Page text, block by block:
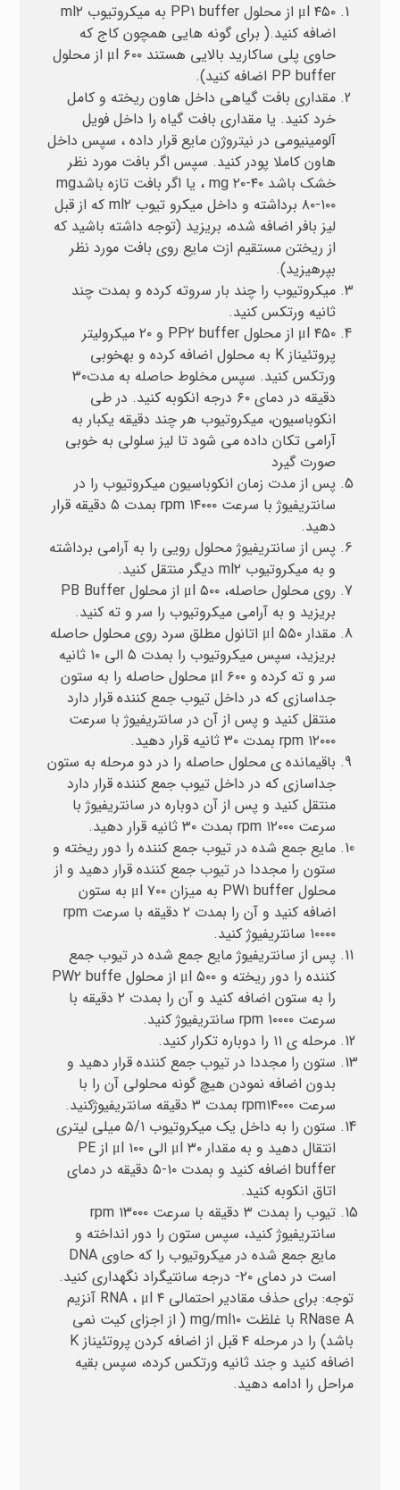
μl ۴۵۰ از محلول PP۱ buffer به میکروتیوب ml۲
اضافه کنید.( برای گونه هایی همچون کاج که
حاوی پلی ساکارید بالایی هستند μl ۶۰۰ از محلول
PP buffer اضافه کنید).
مقداری بافت گیاهی داخل هاون ریخته و کامل
خرد کنید. یا مقداری بافت گیاه را داخل فویل
آلومینیومی در نیتروژن مایع قرار داده ، سپس داخل
هاون کاملا پودر کنید. سپس اگر بافت مورد نظر
خشک باشد mg ۲۰-۴۰ ، یا اگر بافت تازه باشدmg
۸۰-۱۰۰ برداشته و داخل میکرو تیوب ml۲ که از قبل
لیز بافر اضافه شده، بریزید (توجه داشته باشید که
از ریختن مستقیم ازت مایع روی بافت مورد نظر
بپرهیزید).
میکروتیوب را چند بار سروته کرده و بمدت چند
ثانیه ورتکس کنید.
μl ۴۵۰ از محلول PP۲ buffer و ۲۰ میکرولیتر
پروتئیناز K به محلول اضافه کرده و به­خوبی
ورتكس‌ کنید. سپس مخلوط حاصله به مدت۳۰
دقیقه در دمای ۶۰ درجه انکوبه کنید. در طی
انکوباسیون، میکروتیوب هر چند دقیقه یکبار به
آرامی تكان داده می شود تا لیز سلولی به خوبی
صورت گیرد
پس از مدت زمان انکوباسیون میکروتیوب را در
سانتریفیوژ با سرعت rpm ۱۴۰۰۰ بمدت ۵ دقیقه قرار
دهید.
پس از سانتریفیوژ محلول رویی را به آرامی برداشته
و به میکروتیوب ml۲ دیگر منتقل کنید.
روی محلول حاصله، μl ۵۰۰ از محلول PB Buffer
بریزید و به آرامی میکروتیوب را سر و ته کنید.
مقدار μl ۵۵۰ اتانول مطلق سرد روی محلول حاصله
بریزید، سپس میکروتیوب را بمدت ۵ الی ۱۰ ثانیه
سر و ته کرده و μl ۶۰۰ محلول حاصله را به ستون
جداسازی که در داخل تیوب جمع کننده قرار دارد
منتقل کنید و پس از آن در سانتریفیوژ با سرعت
rpm ۱۲۰۰۰ بمدت ۳۰ ثانیه قرار دهید.
باقیمانده ی محلول حاصله را در دو مرحله به ستون
جداسازی که در داخل تیوب جمع کننده قرار دارد
منتقل کنید و پس از آن دوباره در سانتریفیوژ با
سرعت rpm ۱۲۰۰۰ بمدت ۳۰ ثانیه قرار دهید.
مایع جمع شده در تیوب جمع کننده را دور ریخته و
ستون را مجددا در تیوب جمع کننده قرار دهید و از
محلول PW۱ buffer به میزان μl ۷۰۰ به ستون
اضافه کنید و آن را بمدت ۲ دقیقه با سرعت rpm
۱۰۰۰۰ سانتریفیوژ کنید.
پس از سانتریفیوژ مایع جمع شده در تیوب جمع
را به ستون اضافه کنید و آن را بمدت ۲ دقیقه با
سرعت rpm ۱۰۰۰۰ سانتریفیوژ کنید.
مرحله ی ۱۱ را دوباره تکرار کنید.
ستون را مجددا در تیوب جمع کننده قرار دهید و
بدون اضافه نمودن هیچ گونه محلولی آن را با
سرعت rpm۱۴۰۰۰ بمدت ۳ دقیقه سانتریفیوژکنید.
ستون را به داخل یک میکروتیوب ۵/۱ میلی لیتری
انتقال دهید و به مقدار μl ۳۰ الی μl ۱۰۰ از PE
buffer اضافه کنید و بمدت ۱۰-۵ دقیقه در دمای
اتاق انکوبه کنید.
تیوب را بمدت ۳ دقیقه با سرعت rpm ۱۳۰۰۰
سانتریفیوژ کنید، سپس ستون را دور انداخته و
مایع جمع شده در میکروتیوب را که حاوی DNA
است در دمای ۲۰- درجه سانتیگراد نگهداری کنید.
توجه: برای حذف مقادیر احتمالی RNA ، μl ۴ آنزیم
RNase A با غلظت mg/ml۱۰ ( از اجزای کیت نمی
باشد) را در مرحله ۴ قبل از اضافه کردن پروتئیناز K
اضافه کنید و جند ثانیه ورتکس کرده، سپس بقیه
مراحل را ادامه دهید.